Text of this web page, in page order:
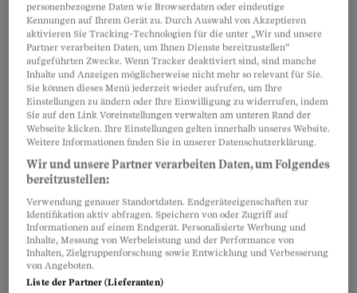
Sehr ähnlich klingt es jetzt auch aus dem
entgegengesetzten Lager: Franziska Herren,
Initiantin der
«Vegi-Initiative» lancieren. Das Rezept: mehr
personenbezogene Daten wie Browserdaten oder eindeutige
Kennungen auf Ihrem Gerät zu. Durch Auswahl von Akzeptieren
aktivieren Sie Tracking-Technologien für die unter „Wir und unsere
Partner verarbeiten Daten, um Ihnen Dienste bereitzustellen“
aufgeführten Zwecke. Wenn Tracker deaktiviert sind, sind manche
Inhalte und Anzeigen möglicherweise nicht mehr so relevant für Sie.
Sie können dieses Menü jederzeit wieder aufrufen, um Ihre
Einstellungen zu ändern oder Ihre Einwilligung zu widerrufen, indem
Sie auf den Link Voreinstellungen verwalten am unteren Rand der
Webseite klicken. Ihre Einstellungen gelten innerhalb unseres Website.
Weitere Informationen finden Sie in unserer Datenschutzerklärung.
Wir und unsere Partner verarbeiten Daten, um Folgendes
bereitzustellen:
Verwendung genauer Standortdaten. Endgeräteeigenschaften zur
Identifikation aktiv abfragen. Speichern von oder Zugriff auf
Informationen auf einem Endgerät. Personalisierte Werbung und
Inhalte, Messung von Werbeleistung und der Performance von
Inhalten, Zielgruppenforschung sowie Entwicklung und Verbesserung
von Angeboten.
Liste der Partner (Lieferanten)